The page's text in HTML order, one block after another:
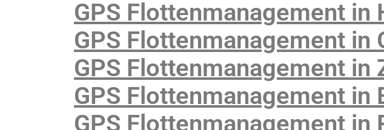
GPS Flottenmanagement in
GPS Flottenmanagement in
GPS Flottenmanagement in
GPS Flottenmanagement
GPS Flottenmanagement